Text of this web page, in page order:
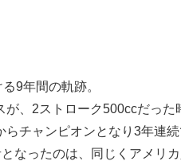
9年間の軌跡。
、2ストローク500ccだった
チャンピオンとなり3年連
なったのは、同じくアメリ